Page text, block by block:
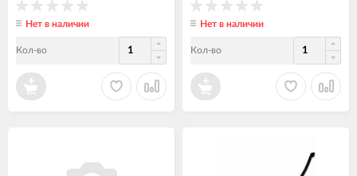
Нет в наличии
Кол-во
Нет в наличии
Кол-во